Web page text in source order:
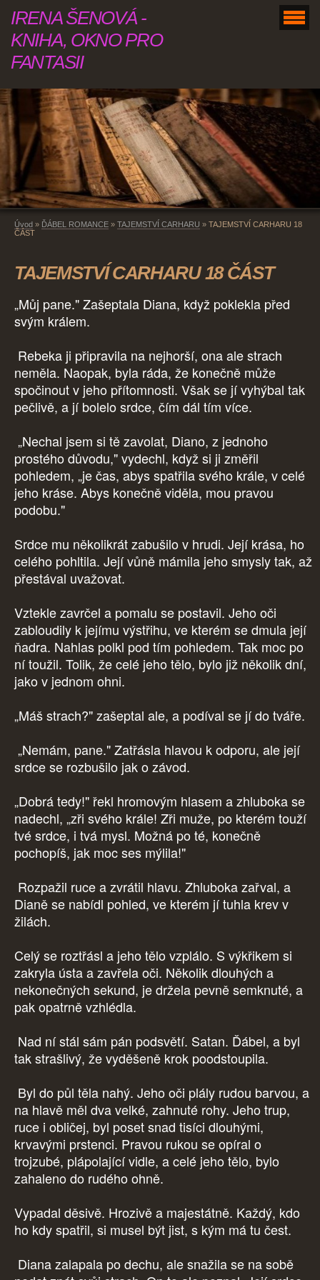
IRENA ŠENOVÁ -
KNIHA, OKNO PRO
FANTASII
Úvod » ĎÁBEL ROMANCE » TAJEMSTVÍ CARHARU » TAJEMSTVÍ CARHARU 18
ČÁST
TAJEMSTVÍ CARHARU 18 ČÁST
„Můj pane." Zašeptala Diana, když poklekla před
svým králem.
Rebeka ji připravila na nejhorší, ona ale strach
neměla. Naopak, byla ráda, že konečně může
spočinout v jeho přítomnosti. Však se jí vyhýbal tak
pečlivě, a jí bolelo srdce, čím dál tím více.
„Nechal jsem si tě zavolat, Diano, z jednoho
prostého důvodu," vydechl, když si ji změřil
pohledem, „je čas, abys spatřila svého krále, v celé
jeho kráse. Abys konečně viděla, mou pravou
podobu."
Srdce mu několikrát zabušilo v hrudi. Její krása, ho
celého pohltila. Její vůně mámila jeho smysly tak, až
přestával uvažovat.
Vztekle zavrčel a pomalu se postavil. Jeho oči
zabloudily k jejímu výstřihu, ve kterém se dmula její
ňadra. Nahlas polkl pod tím pohledem. Tak moc po
ní toužil. Tolik, že celé jeho tělo, bylo již několik dní,
jako v jednom ohni.
„Máš strach?" zašeptal ale, a podíval se jí do tváře.
„Nemám, pane." Zatřásla hlavou k odporu, ale její
srdce se rozbušilo jak o závod.
„Dobrá tedy!" řekl hromovým hlasem a zhluboka se
nadechl, „zři svého krále! Zři muže, po kterém touží
tvé srdce, i tvá mysl. Možná po té, konečně
pochopíš, jak moc ses mýlila!"
Rozpažil ruce a zvrátil hlavu. Zhluboka zařval, a
Dianě se nabídl pohled, ve kterém jí tuhla krev v
žilách.
Celý se roztřásl a jeho tělo vzplálo. S výkřikem si
zakryla ústa a zavřela oči. Několik dlouhých a
nekonečných sekund, je držela pevně semknuté, a
pak opatrně vzhlédla.
Nad ní stál sám pán podsvětí. Satan. Ďábel, a byl
tak strašlivý, že vyděšeně krok poodstoupila.
Byl do půl těla nahý. Jeho oči plály rudou barvou, a
na hlavě měl dva velké, zahnuté rohy. Jeho trup,
ruce i obličej, byl poset snad tisíci dlouhými,
krvavými prstenci. Pravou rukou se opíral o
trojzubé, plápolající vidle, a celé jeho tělo, bylo
zahaleno do rudého ohně.
Vypadal děsivě. Hrozivě a majestátně. Každý, kdo
ho kdy spatřil, si musel být jist, s kým má tu čest.
Diana zalapala po dechu, ale snažila se na sobě